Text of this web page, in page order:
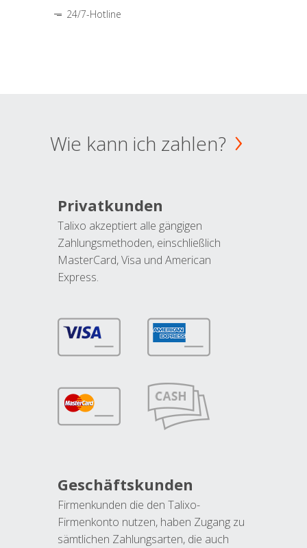
24/7-Hotline
Wie kann ich zahlen?
Privatkunden
Talixo akzeptiert alle gängigen
Zahlungsmethoden, einschließlich
MasterCard, Visa und American
Express.
Geschäftskunden
Firmenkunden die den Talixo-
Firmenkonto nutzen, haben Zugang zu
sämtlichen Zahlungsarten, die auch